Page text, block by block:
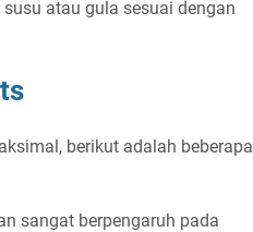
atau gula sesuai dengan
berikut adalah beberapa
sangat berpengaruh pada